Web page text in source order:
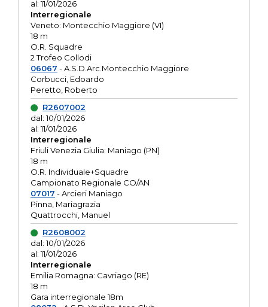
al: 11/01/2026
Interregionale
Veneto: Montecchio Maggiore (VI)
18 m
O.R. Squadre
2 Trofeo Collodi
06067 - A.S.D.Arc.Montecchio Maggiore
Corbucci, Edoardo
Peretto, Roberto
R2607002
dal: 10/01/2026
al: 11/01/2026
Interregionale
Friuli Venezia Giulia: Maniago (PN)
18 m
O.R. Individuale+Squadre
Campionato Regionale CO/AN
07017 - Arcieri Maniago
Pinna, Mariagrazia
Quattrocchi, Manuel
R2608002
dal: 10/01/2026
al: 11/01/2026
Interregionale
Emilia Romagna: Cavriago (RE)
18 m
Gara interregionale 18m